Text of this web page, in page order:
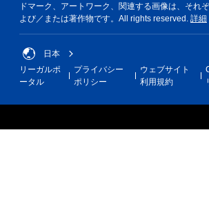
ドマーク、アートワーク、関連する画像は、それ
よび／または著作物です。All rights reserved. 詳細
日本
リーガルポ
ータル
プライバシー
ポリシー
ウェブサイト
利用規約